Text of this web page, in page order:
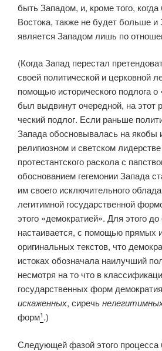
быть Западом, и, кроме того,
Востока, также не будет больше и
является Западом лишь по
(Когда Запад перестал
своей полити­ческой и церковной
помощью исторического подлога о
был выдвинут очередной, на этот
ческий подлог. Если раньше
Запада обосновыва­лась на якобы
религиозном и светском
протестантского раскола с
обоснова­нием гегемонии Запада
им своего исключитель­ного
легитимной государственной
этого «демократией». Для этого
наста­ивается, с помощью прямых
оригинальных текстов, что
истоках обозначала наилучший
несмотря на то что в
государственных форм
искаженных, сиречь
форм1.)
Следующей фазой этого